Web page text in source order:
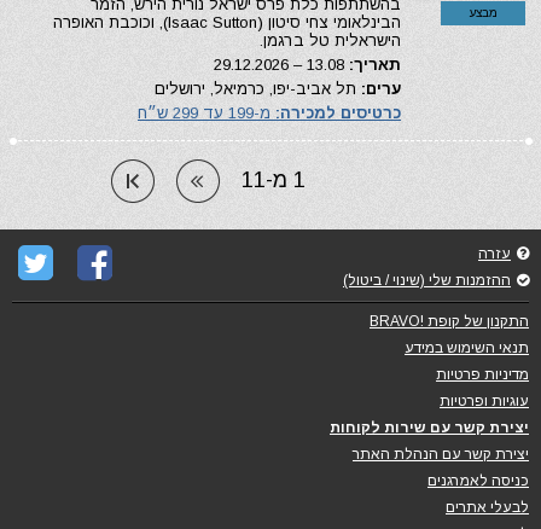
מבצע
בהשתתפות כלת פרס ישראל נורית הירש, הזמר
הבינלאומי צחי סיטון (Isaac Sutton), וכוכבת האופרה
הישראלית טל ברגמן.
תאריך:
ערים: תל אביב-יפו, כרמיאל, ירושלים
כרטיסים למכירה: מ-199 עד 299 ש״ח
1 מ-11
עזרה
ההזמנות שלי (שינוי / ביטול)
התקנון של קופת !BRAVO
תנאי השימוש במידע
מדיניות פרטיות
עוגיות ופרטיות
יצירת קשר עם שירות לקוחות
יצירת קשר עם הנהלת האתר
כניסה לאמרגנים
לבעלי אתרים